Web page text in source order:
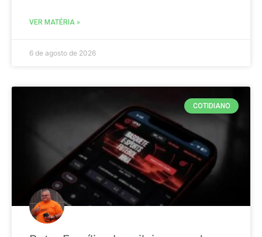
VER MATÉRIA »
6 de agosto de 2026
COTIDIANO